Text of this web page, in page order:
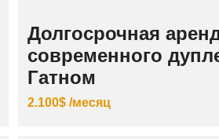
Долгосрочная
современного
Гатном
2.100$ /месяц